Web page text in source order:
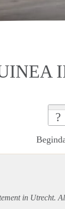
?
in Utrecht.